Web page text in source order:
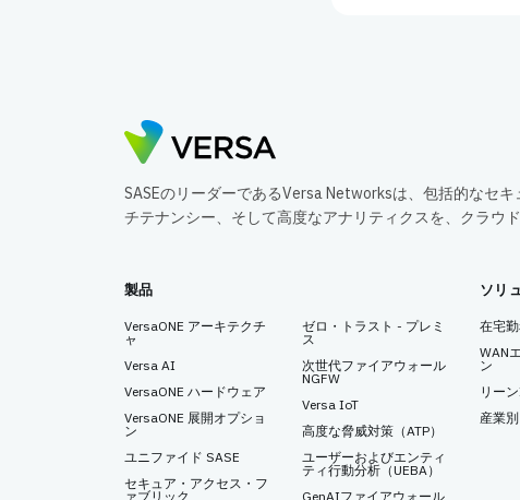
SASEのリーダーであるVersa Networksは、包括的なセ
チテナンシー、そして高度なアナリティクスを、クラウ
製品
VersaONE アーキテクチ
ャ
Versa AI
VersaONE ハードウェア
VersaONE 展開オプショ
ン
ユニファイド SASE
セキュア・アクセス・フ
ァブリック
ゼロ・トラスト - プレミ
ス
次世代ファイアウォール
NGFW
Versa IoT
高度な脅威対策（ATP）
ユーザーおよびエンティ
ティ行動分析（UEBA）
GenAIファイアウォール
ソリ
在宅
WAN
ン
リー
産業